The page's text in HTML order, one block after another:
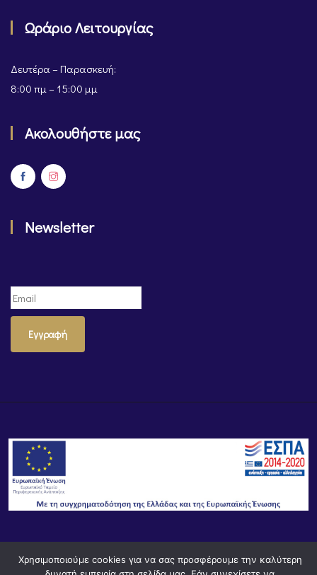
Ωράριο Λειτουργίας
Δευτέρα – Παρασκευή:
8:00 πμ – 15:00 μμ
Ακολουθήστε μας
Newsletter
Εγγραφή
Χρησιμοποιούμε cookies για να σας προσφέρουμε την καλύτερη